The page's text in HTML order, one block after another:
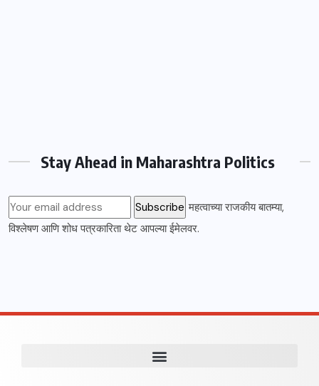
Stay Ahead in Maharashtra Politics
महत्वाच्या राजकीय बातम्या,
विश्लेषण आणि शोध पत्रकारिता थेट आपल्या ईमेलवर.